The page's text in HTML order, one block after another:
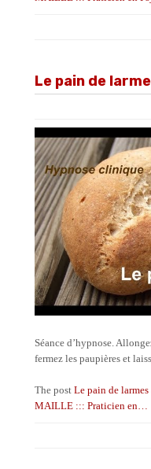
Le pain de
Séance d’hypnose.
fermez les paupières et
The postLe pain de larmes
MAILLE ::: Praticien en…